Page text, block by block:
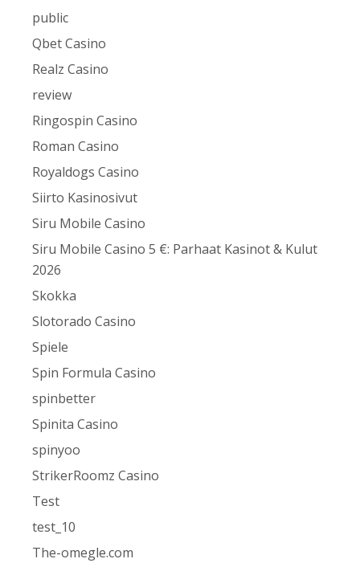
public
Qbet Casino
Realz Casino
review
Ringospin Casino
Roman Casino
Royaldogs Casino
Siirto Kasinosivut
Siru Mobile Casino
Siru Mobile Casino 5 €: Parhaat Kasinot & Kulut
2026
Skokka
Slotorado Casino
Spiele
Spin Formula Casino
spinbetter
Spinita Casino
spinyoo
StrikerRoomz Casino
Test
test_10
The-omegle.com